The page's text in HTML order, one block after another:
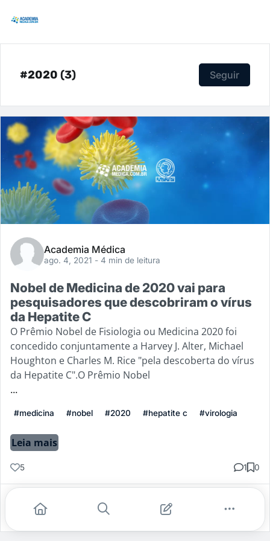
#2020 (3) Seguir
Academia Médica
ago. 4, 2021 - 4 min de leitura
Nobel de Medicina de 2020 vai para
pesquisadores que descobriram o vírus
da Hepatite C
O Prêmio Nobel de Fisiologia ou Medicina 2020 foi
concedido conjuntamente a Harvey J. Alter, Michael
Houghton e Charles M. Rice "pela descoberta do vírus
da Hepatite C".O Prêmio Nobel
...
#medicina #nobel #2020 #hepatite c #virologia
Leia mais
5 1 0
Gostei Comentar Salvar